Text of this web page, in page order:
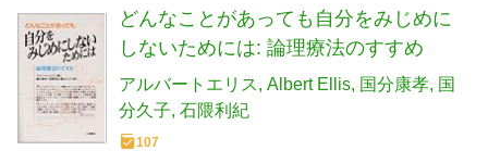
どんなことがあっても自分をみじめに
しないためには: 論理療法のすすめ
アルバートエリス Albert Ellis 国分康孝 国
分久子 石隈利紀
107